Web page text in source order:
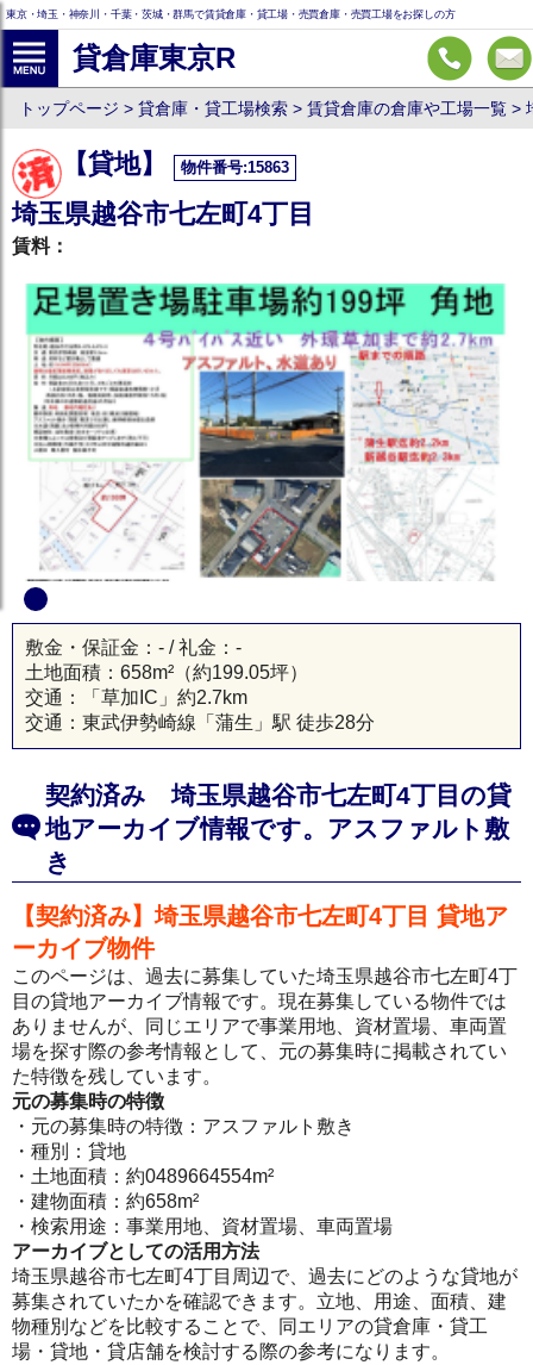
東京・埼玉・神奈川・千葉・茨城・群馬で賃貸倉庫・貸工場・売買倉庫・売買工場をお探しの方
貸倉庫東京R
トップページ 貸倉庫・貸工場検索 賃貸倉庫の倉庫や工場一覧
【貸地】 物件番号:15863
埼玉県越谷市七左町4丁目
賃料：
敷金・保証金：- / 礼金：-
土地面積： 658m² （約199.05坪）
交通：「草加IC」約2.7km
交通：東武伊勢崎線「蒲生」駅 徒歩28分
契約済み 埼玉県越谷市七左町4丁目の貸
地アーカイブ情報です。アスファルト敷
き
【契約済み】埼玉県越谷市七左町4丁目 貸地ア
ーカイブ物件
このページは、過去に募集していた埼玉県越谷市七左町4丁
目の貸地アーカイブ情報です。現在募集している物件では
ありませんが、同じエリアで事業用地、資材置場、車両置
場を探す際の参考情報として、元の募集時に掲載されてい
た特徴を残しています。
元の募集時の特徴
・元の募集時の特徴：アスファルト敷き
・種別：貸地
・土地面積：約0489664554m²
・建物面積：約658m²
・検索用途：事業用地、資材置場、車両置場
アーカイブとしての活用方法
埼玉県越谷市七左町4丁目周辺で、過去にどのような貸地が
募集されていたかを確認できます。立地、用途、面積、建
物種別などを比較することで、同エリアの貸倉庫・貸工
場・貸地・貸店舗を検討する際の参考になります。